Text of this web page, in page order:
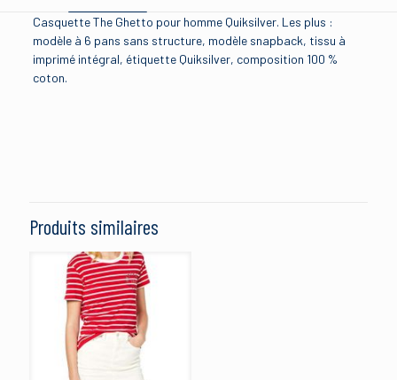
Casquette The Ghetto pour homme Quiksilver. Les plus :
modèle à 6 pans sans structure, modèle snapback, tissu à
imprimé intégral, étiquette Quiksilver, composition 100 %
coton.
Produits similaires